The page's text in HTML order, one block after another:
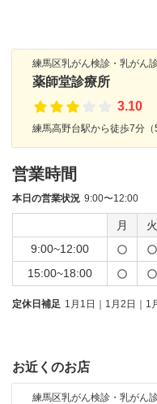
練馬区乳がん検診・乳がん
薬師堂診療所
3.10
練馬高野台駅から徒歩7分
営業時間
本日の営業状況 9:00〜12:00
月 火
9:00~12:00
15:00~18:00
定休日補足 1月1日｜1月2日｜1
お近くのお店
練馬区乳がん検診・乳がん